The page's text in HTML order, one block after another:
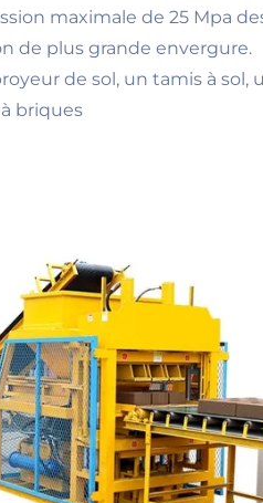
maximale de 25 Mpa
de plus grande envergure.
de sol, un tamis à sol,
briques